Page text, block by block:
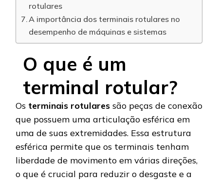
rotulares
A importância dos terminais rotulares no
desempenho de máquinas e sistemas
O que é um
terminal rotular?
Os terminais rotulares são peças de conexão
que possuem uma articulação esférica em
uma de suas extremidades. Essa estrutura
esférica permite que os terminais tenham
liberdade de movimento em várias direções,
o que é crucial para reduzir o desgaste e a